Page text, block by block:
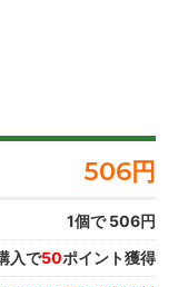
506円
1個で506円
入で50ポイント獲得